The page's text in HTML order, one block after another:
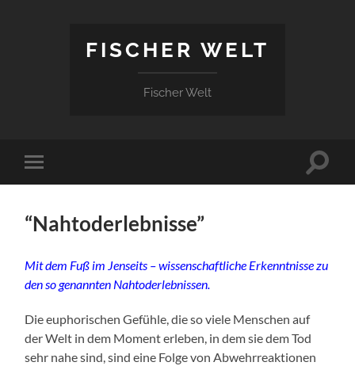
FISCHER WELT
Fischer Welt
Mobile-
Menü
“Nahtoderlebnisse”
Mit dem Fuß im Jenseits – wissenschaftliche Erkenntnisse zu
den so genannten Nahtoderlebnissen.
Die euphorischen Gefühle, die so viele Menschen auf
der Welt in dem Moment erleben, in dem sie dem Tod
sehr nahe sind, sind eine Folge von Abwehrreaktionen